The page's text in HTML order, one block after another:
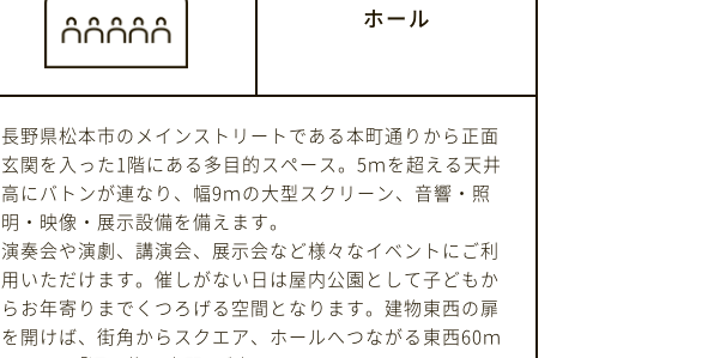
ホール
長野県松本市のメインストリートである本町通りから正面
玄関を入った1階にある多目的スペース。5ｍを超える天井
高にバトンが連なり、幅9ｍの大型スクリーン、音響・照
明・映像・展示設備を備えます。
演奏会や演劇、講演会、展示会など様々なイベントにご利
用いただけます。催しがない日は屋内公園として子どもか
らお年寄りまでくつろげる空間となります。建物東西の扉
を開けば、街角からスクエア、ホールへつながる東西60ｍ